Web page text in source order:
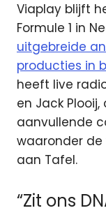
Viaplay blijft
Formule 1 in
uitgebreide
producties in
heeft live
en Jack
aanvullende
waaronder de
aan Tafel.
“Zit ons